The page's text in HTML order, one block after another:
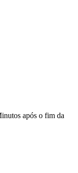
após o fim da